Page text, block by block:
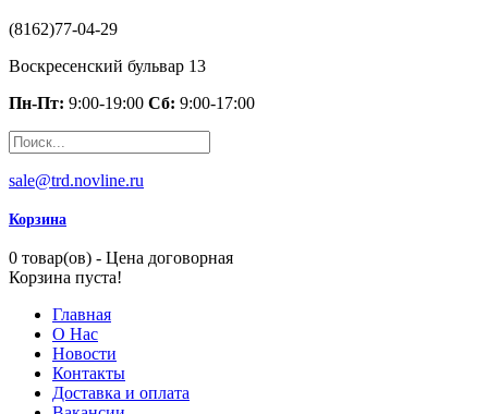
(8162)77-04-29
Воскресенский бульвар 13
Пн-Пт: 9:00-19:00 Сб: 9:00-17:00
sale@trd.novline.ru
Корзина
0 товар(ов) - Цена договорная
Корзина пуста!
Главная
О Нас
Новости
Контакты
Доставка и оплата